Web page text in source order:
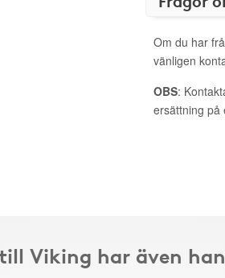
Om du har
vänligen
OBS:
ersättning på
Viking har även